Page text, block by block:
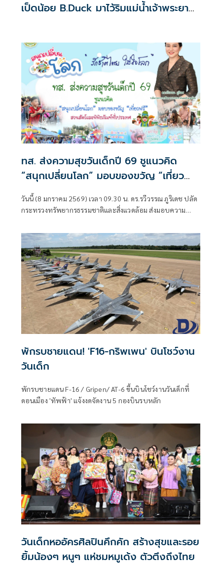
เป็ดน้อย B.Duck มาไว้ริมแม่น้ำเจ้าพระยา
ทส. ส่งความสุขวันเด็กปี 69 ชูแนวคิด
“สนุกเปลี่ยนโลก” มอบของขวัญ “เที่ยว
ฟรี” สวนสัตว์และพิพิธภัณฑ์ทั่วประเทศ
วันนี้ (8 มกราคม 2569) เวลา 09.30 น. ดร.รวีวรรณ ภูริเดช ปลัด
กระทรวงทรัพยากรธรรมชาติและสิ่งแวดล้อม ส่งมอบความ
ประจำปี 2569
พักรบชายแดน! 'F16-กริพเพน' บินโชว์งาน
วันเด็ก
พักรบชายแดน F-16 / Gripen/ AT-6 ขึ้นบินโชว์งานวันเด็กที่
ดอนเมือง 'ทัพฟ้า' แจ้งงดจัดงาน 5 กองบินรบหลัก
วันเด็กหออัครศิลปินคึกคัก สร้างสุขและรอย
ยิ้มน้องๆ หนูๆ แห่ชมหมูเด้ง ตัวตึงถึงไทย